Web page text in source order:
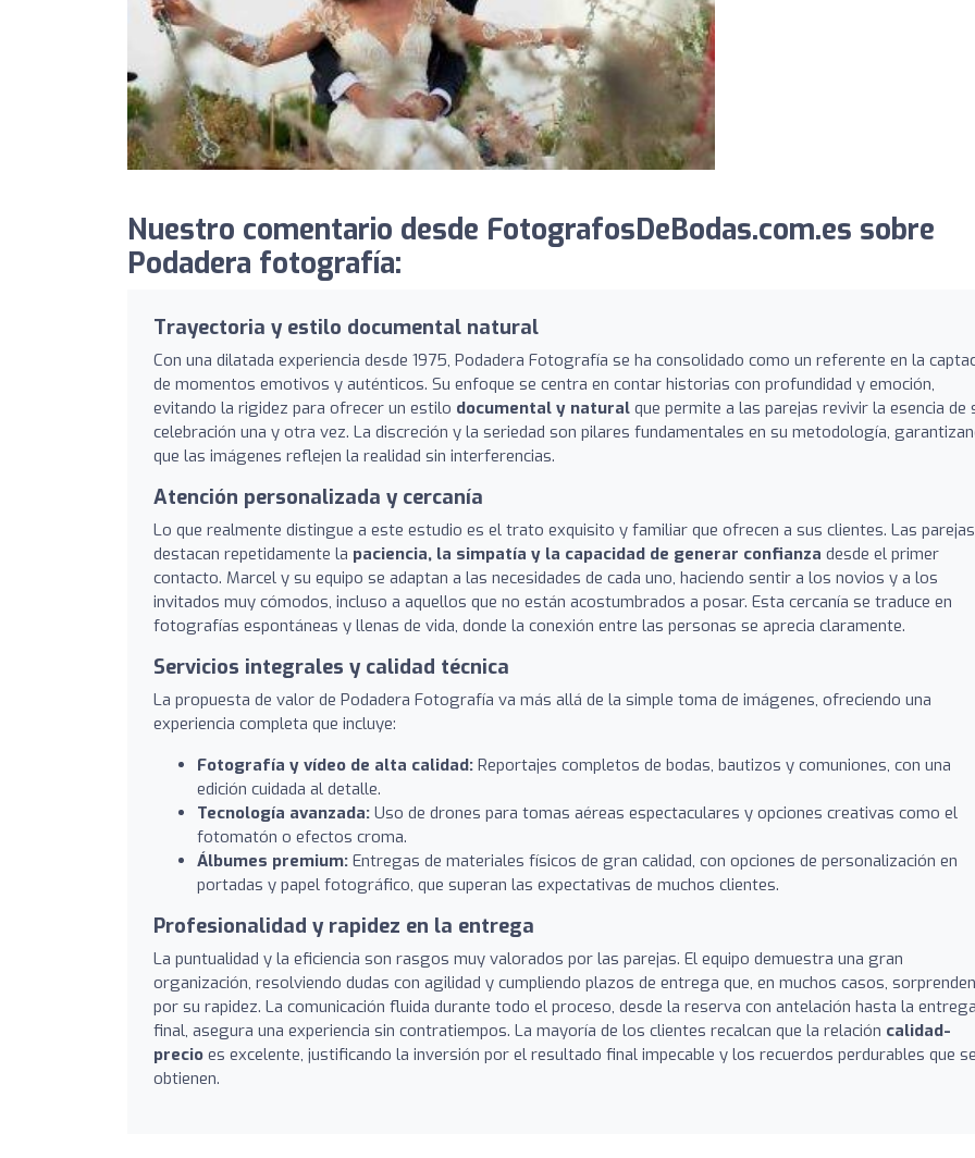
Nuestro comentario desde FotografosDeBodas.com.es sobre
Podadera fotografía:
Trayectoria y estilo documental natural
Con una dilatada experiencia desde 1975, Podadera Fotografía se ha consolidado como un referente en la
de momentos emotivos y auténticos. Su enfoque se centra en contar historias con profundidad y emoción,
evitando la rigidez para ofrecer un estilo documental y natural que permite a las parejas revivir la esencia de
celebración una y otra vez. La discreción y la seriedad son pilares fundamentales en su metodología,
que las imágenes reflejen la realidad sin interferencias.
Atención personalizada y cercanía
Lo que realmente distingue a este estudio es el trato exquisito y familiar que ofrecen a sus clientes. Las parejas
destacan repetidamente la paciencia, la simpatía y la capacidad de generar confianza desde el primer
contacto. Marcel y su equipo se adaptan a las necesidades de cada uno, haciendo sentir a los novios y a los
invitados muy cómodos, incluso a aquellos que no están acostumbrados a posar. Esta cercanía se traduce en
fotografías espontáneas y llenas de vida, donde la conexión entre las personas se aprecia claramente.
Servicios integrales y calidad técnica
La propuesta de valor de Podadera Fotografía va más allá de la simple toma de imágenes, ofreciendo una
experiencia completa que incluye:
Fotografía y vídeo de alta calidad: Reportajes completos de bodas, bautizos y comuniones, con una
edición cuidada al detalle.
Tecnología avanzada: Uso de drones para tomas aéreas espectaculares y opciones creativas como el
fotomatón o efectos croma.
Álbumes premium: Entregas de materiales físicos de gran calidad, con opciones de personalización en
portadas y papel fotográfico, que superan las expectativas de muchos clientes.
Profesionalidad y rapidez en la entrega
La puntualidad y la eficiencia son rasgos muy valorados por las parejas. El equipo demuestra una gran
organización, resolviendo dudas con agilidad y cumpliendo plazos de entrega que, en muchos casos, sorprenden
por su rapidez. La comunicación fluida durante todo el proceso, desde la reserva con antelación hasta la entrega
final, asegura una experiencia sin contratiempos. La mayoría de los clientes recalcan que la relación calidad-
precio es excelente, justificando la inversión por el resultado final impecable y los recuerdos perdurables que se
obtienen.